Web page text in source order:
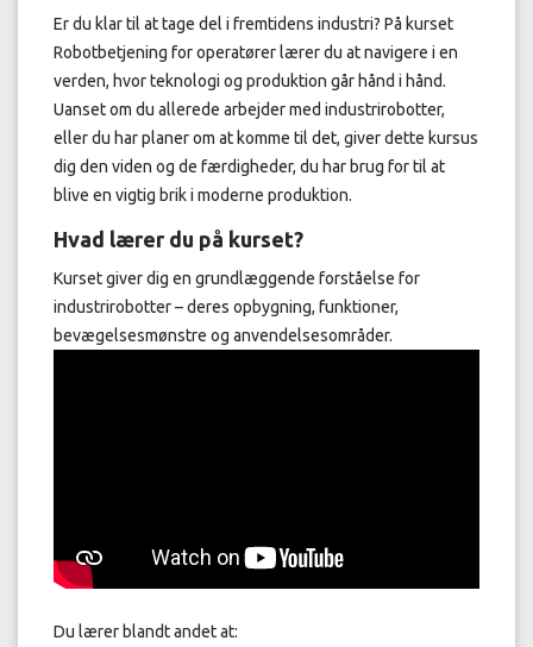
Er du klar til at tage del i fremtidens industri? På kurset
Robotbetjening for operatører lærer du at navigere i en
verden, hvor teknologi og produktion går hånd i hånd.
Uanset om du allerede arbejder med industrirobotter,
eller du har planer om at komme til det, giver dette kursus
dig den viden og de færdigheder, du har brug for til at
blive en vigtig brik i moderne produktion.
Hvad lærer du på kurset?
Kurset giver dig en grundlæggende forståelse for
industrirobotter – deres opbygning, funktioner,
bevægelsesmønstre og anvendelsesområder.
Du lærer blandt andet at: